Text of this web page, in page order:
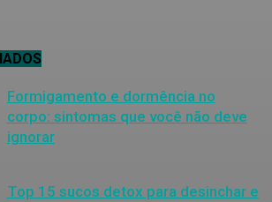
Formigamento e dormência no
corpo: sintomas que você não deve
ignorar
Top 15 sucos detox para desinchar e